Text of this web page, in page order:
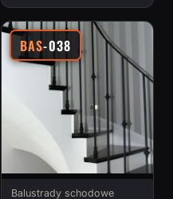
BAS-038
Balustrady schodowe